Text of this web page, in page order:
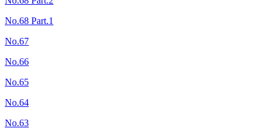
No.68 Part.1
No.67
No.66
No.65
No.64
No.63